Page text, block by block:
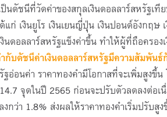
ป็นดัชนีที่วัดค่าของสกุลเงินดอลลาร์สหรัฐเที
ก่ เงินยูโร เงินเยนญี่ปุ่น เงินปอนด์อังกฤษ
นดอลลาร์สหรัฐแข็งค่าขึ้น ทำให้ผู้ที่ถือครอ
กับดัชนีค่าเงินดอลลาร์สหรัฐมีความสัมพัน
อ่อนค่า ราคาทองคำมีโอกาสที่จะเพิ่มสูงขึ้
จุดในปี 2565 ก่อนจะปรับตัวลดลงต่อ
ว่า 1.8% ส่งผลให้ราคาทองคำเริ่มปรับสู